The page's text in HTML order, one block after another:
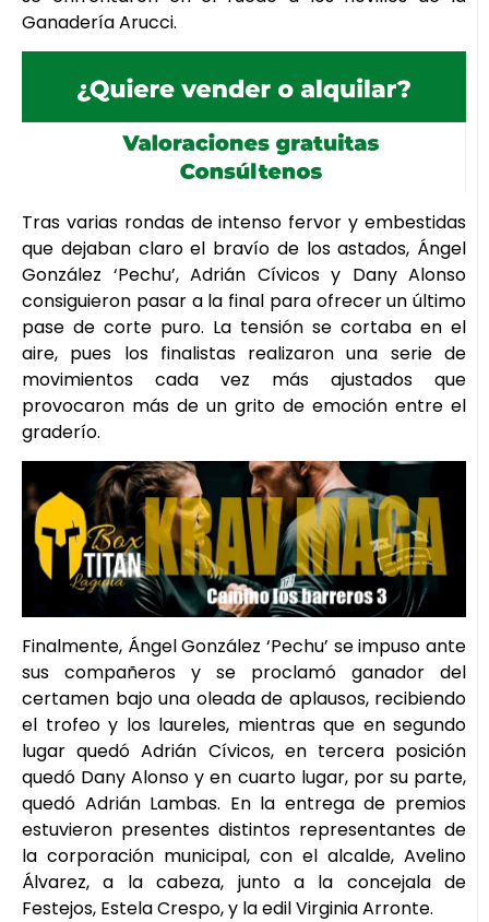
Ganadería Arucci.
Tras varias rondas de intenso fervor y embestidas
que dejaban claro el bravío de los astados, Ángel
González ‘Pechu’, Adrián Cívicos y Dany Alonso
consiguieron pasar a la final para ofrecer un último
pase de corte puro. La tensión se cortaba en el
aire, pues los finalistas realizaron una serie de
movimientos cada vez más ajustados que
provocaron más de un grito de emoción entre el
graderío.
Finalmente, Ángel González ‘Pechu’ se impuso ante
sus compañeros y se proclamó ganador del
certamen bajo una oleada de aplausos, recibiendo
el trofeo y los laureles, mientras que en segundo
lugar quedó Adrián Cívicos, en tercera posición
quedó Dany Alonso y en cuarto lugar, por su parte,
quedó Adrián Lambas. En la entrega de premios
estuvieron presentes distintos representantes de
la corporación municipal, con el alcalde, Avelino
Álvarez, a la cabeza, junto a la concejala de
Festejos, Estela Crespo, y la edil Virginia Arronte.